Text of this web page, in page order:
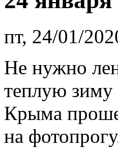
пт, 24/01/
Не нужно
теплую зиму
Крыма
на